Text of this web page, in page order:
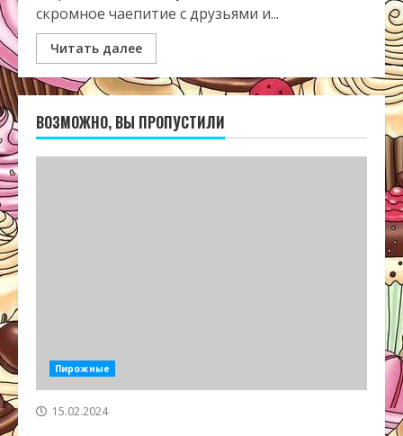
скромное чаепитие с друзьями и...
Читать далее
ВОЗМОЖНО, ВЫ ПРОПУСТИЛИ
Пирожные
15.02.2024